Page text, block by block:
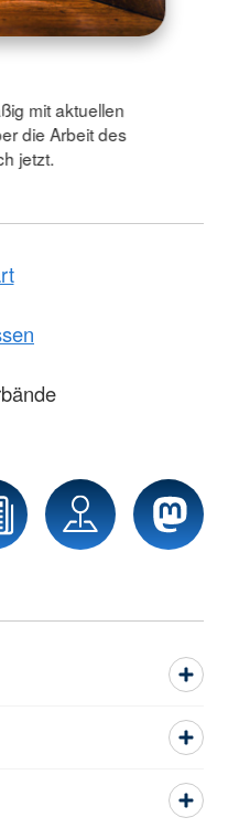
mit aktuellen
die Arbeit des
jetzt.